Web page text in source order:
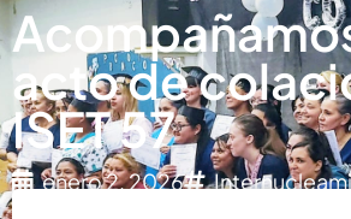
acto de
ISET 57
enero 2, 2026